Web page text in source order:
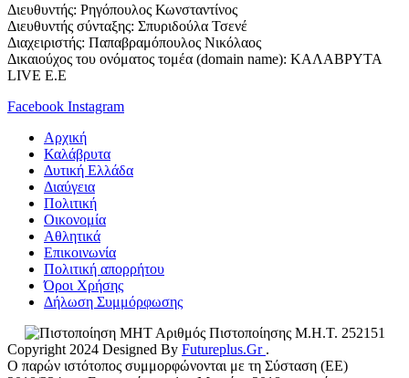
Διευθυντής: Ρηγόπουλος Κωνσταντίνος
Διευθυντής σύνταξης: Σπυριδούλα Τσενέ
Διαχειριστής: Παπαβραμόπουλος Νικόλαος
Δικαιούχος του ονόματος τομέα (domain name): ΚΑΛΑΒΡΥΤΑ
LIVE E.E
Facebook Instagram
Αρχική
Καλάβρυτα
Δυτική Ελλάδα
Διαύγεια
Πολιτική
Οικονομία
Αθλητικά
Επικοινωνία
Πολιτική απορρήτου
Όροι Χρήσης
Δήλωση Συμμόρφωσης
Αριθμός Πιστοποίησης Μ.Η.Τ. 252151
Copyright 2024 Designed By Futureplus.Gr .
Ο παρών ιστότοπος συμμορφώνονται με τη Σύσταση (ΕΕ)